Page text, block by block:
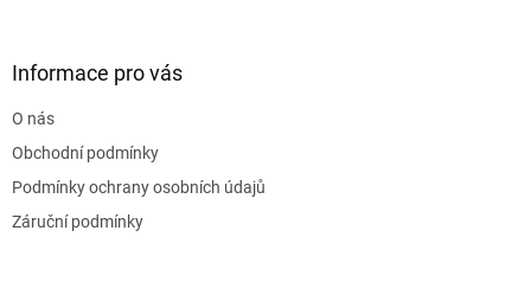
Informace pro vás
O nás
Obchodní podmínky
Podmínky ochrany osobních údajů
Záruční podmínky